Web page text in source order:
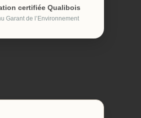
certifiée Qualibois
Garant de l’Environnement